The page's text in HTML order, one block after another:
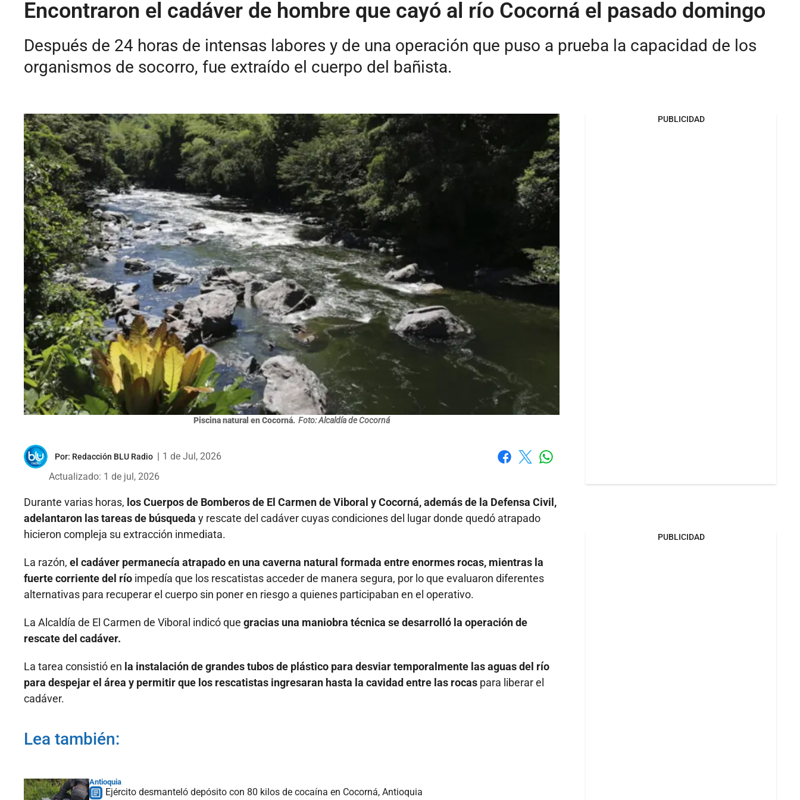
Encontraron el cadáver de hombre que cayó al río Cocorná el pasado domingo
Después de 24 horas de intensas labores y de una operación que puso a prueba la capacidad de los
organismos de socorro, fue extraído el cuerpo del bañista.
Piscina natural en Cocorná. Foto: Alcaldía de Cocorná
Por: Redacción BLU Radio
1 de Jul, 2026
Actualizado: 1 de jul, 2026
Durante varias horas, los Cuerpos de Bomberos de El Carmen de Viboral y Cocorná, además de la Defensa Civil,
adelantaron las tareas de búsqueda y rescate del cadáver cuyas condiciones del lugar donde quedó atrapado
hicieron compleja su extracción inmediata.
La razón, el cadáver permanecía atrapado en una caverna natural formada entre enormes rocas, mientras la
fuerte corriente del río impedía que los rescatistas acceder de manera segura, por lo que evaluaron diferentes
alternativas para recuperar el cuerpo sin poner en riesgo a quienes participaban en el operativo.
La Alcaldía de El Carmen de Viboral indicó que gracias una maniobra técnica se desarrolló la operación de
rescate del cadáver.
La tarea consistió en la instalación de grandes tubos de plástico para desviar temporalmente las aguas del río
para despejar el área y permitir que los rescatistas ingresaran hasta la cavidad entre las rocas para liberar el
cadáver.
Lea también:
Antioquia
Ejército desmanteló depósito con 80 kilos de cocaína en Cocorná, Antioquia
PUBLICIDAD
PUBLICIDAD